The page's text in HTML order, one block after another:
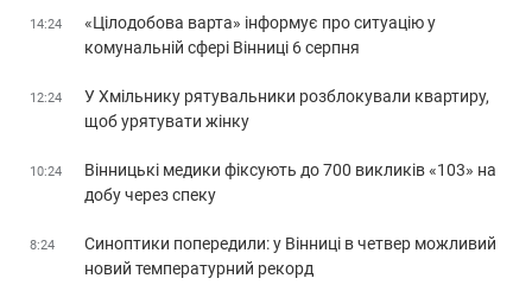
14:24
«Цілодобова варта» інформує про ситуацію у
комунальній сфері Вінниці 6 серпня
12:24
У Хмільнику рятувальники розблокували квартиру,
щоб урятувати жінку
10:24
Вінницькі медики фіксують до 700 викликів «103» на
добу через спеку
8:24
Синоптики попередили: у Вінниці в четвер можливий
новий температурний рекорд